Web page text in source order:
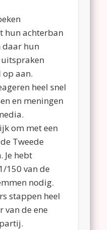
hun achterban
daar hun
aan.
heel snel
en meningen
om met een
Tweede
Je hebt
150 van de
nodig.
stappen heel
van de ene